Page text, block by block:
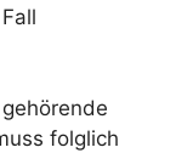
folglich